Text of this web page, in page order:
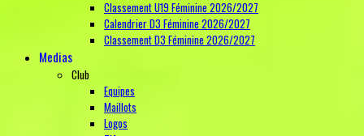
Classement U19 Féminine 2026/2027
Calendrier D3 Féminine 2026/2027
Classement D3 Féminine 2026/2027
Medias
Club
Equipes
Maillots
Logos